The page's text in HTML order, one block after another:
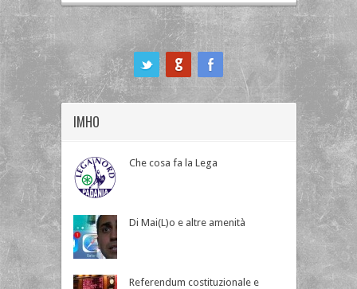
IMHO
Che cosa fa la Lega
Di Mai(L)o e altre amenità
Referendum costituzionale e